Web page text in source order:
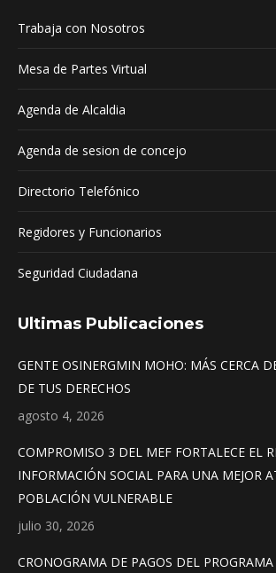
newnew new
Trabaja con Nosotros
Mesa de Partes Virtual
Agenda de Alcaldia
Agenda de sesion de concejo
Directorio Telefónico
Regidores y Funcionarios
Seguridad Ciudadana
Ultimas Publicaciones
GENTE OSINERGMIN MOHO: MÁS CERCA
DE TUS DERECHOS
agosto 4, 2026
COMPROMISO 3 DEL MEF FORTALECE EL
INFORMACIÓN SOCIAL PARA UNA MEJOR
POBLACIÓN VULNERABLE
julio 30, 2026
CRONOGRAMA DE PAGOS DEL